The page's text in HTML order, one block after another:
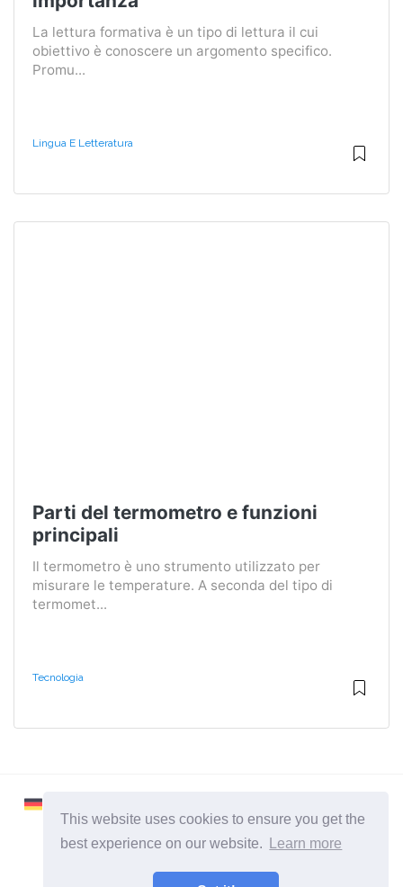
This website uses cookies to ensure you get the
best experience on our website.
Learn more
La lettura formativa è un tipo di lettura il cui
obiettivo è conoscere un argomento specifico.
Promu...
Lingua E Letteratura
Parti del termometro e funzioni
principali
Il termometro è uno strumento utilizzato per
misurare le temperature. A seconda del tipo di
termomet...
Tecnologia
2026 ©Learnaboutworld